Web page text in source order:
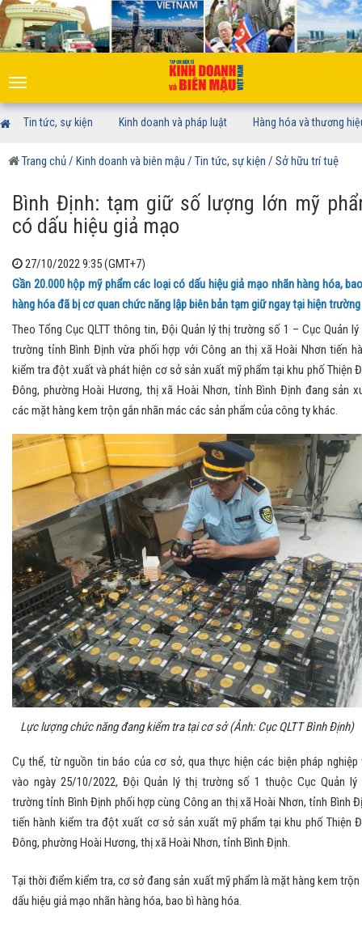
Toggle
navigation
Tin tức, sự kiện Kinh doanh và pháp luật Hàng hóa và thương
Trang chủ/ Kinh doanh và biên mậu / Tin tức, sự kiện / Sở hữu trí tuệ
Bình Định: tạm giữ số lượng lớn mỹ
có dấu hiệu giả mạo
27/10/2022 9:35 (GMT+7)
Gần 20.000 hộp mỹ phẩm các loại có dấu hiệu giả mạo nhãn hàng hóa,
hàng hóa đã bị cơ quan chức năng lập biên bản tạm giữ ngay tại hiện trường
Theo Tổng Cục QLTT thông tin, Đội Quản lý thị trường số 1 – Cục Quản
trường tỉnh Bình Định vừa phối hợp với Công an thị xã Hoài Nhơn tiến
kiểm tra đột xuất và phát hiện cơ sở sản xuất mỹ phẩm tại khu phố Thiện
Đông, phường Hoài Hương, thị xã Hoài Nhơn, tỉnh Bình Định đang sản
các mặt hàng kem trộn gắn nhãn mác các sản phẩm của công ty khác.
Lực lượng chức năng đang kiểm tra tại cơ sở (Ảnh: Cục QLTT Bình
Cụ thể, từ nguồn tin báo của cơ sở, qua thực hiện các biện pháp nghiệp
vào ngày 25/10/2022, Đội Quản lý thị trường số 1 thuộc Cục Quản lý
trường tỉnh Bình Định phối hợp cùng Công an thị xã Hoài Nhơn, tỉnh Bình
tiến hành kiểm tra đột xuất cơ sở sản xuất mỹ phẩm tại khu phố Thiện
Đông, phường Hoài Hương, thị xã Hoài Nhơn, tỉnh Bình Định.
Tại thời điểm kiểm tra, cơ sở đang sản xuất mỹ phẩm là mặt hàng kem
dấu hiệu giả mạo nhãn hàng hóa, bao bì hàng hóa.